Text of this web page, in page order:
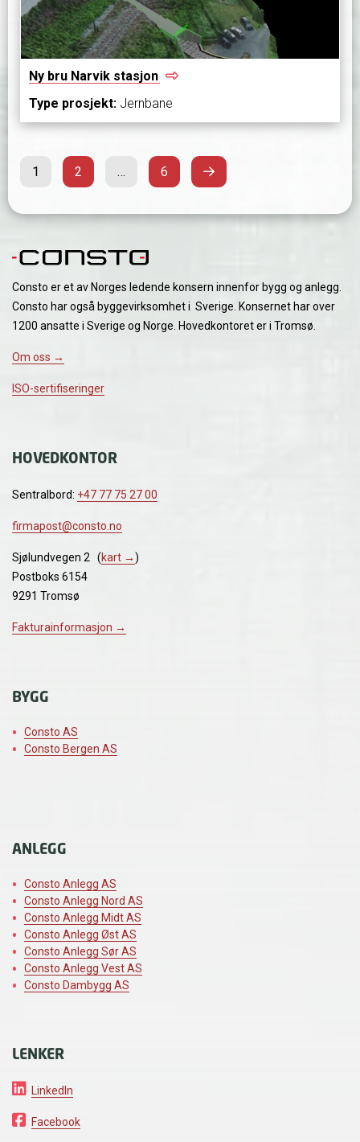
Ny bru Narvik stasjon
Type prosjekt: Jernbane
Sidepaginering
Side
1 Side
2 … Side
6 Neste
Consto er et av Norges ledende konsern innenfor bygg og anlegg.
Consto har også byggevirksomhet i Sverige. Konsernet har over
1200 ansatte i Sverige og Norge. Hovedkontoret er i Tromsø.
Om oss →
ISO-sertifiseringer
HOVEDKONTOR
Sentralbord: +47 77 75 27 00
firmapost@consto.no
Sjølundvegen 2 (kart →)
Postboks 6154
9291 Tromsø
Fakturainformasjon →
BYGG
Consto AS
Consto Bergen AS
ANLEGG
Consto Anlegg AS
Consto Anlegg Nord AS
Consto Anlegg Midt AS
Consto Anlegg Øst AS
Consto Anlegg Sør AS
Consto Anlegg Vest AS
Consto Dambygg AS
LENKER
LinkedIn
Facebook